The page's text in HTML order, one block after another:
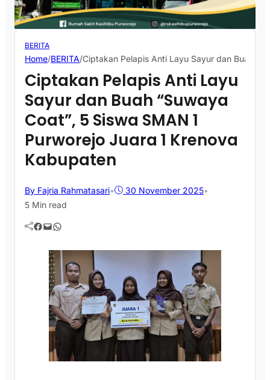
BERITA
Home/BERITA/Ciptakan Pelapis Anti Layu Sayur dan Buah
Ciptakan Pelapis Anti Layu
Sayur dan Buah “Suwaya
Coat”, 5 Siswa SMAN 1
Purworejo Juara 1 Krenova
Kabupaten
By Fajria Rahmatasari• 30 November 2025•
5 Min read
Facebook Mail WhatsApp